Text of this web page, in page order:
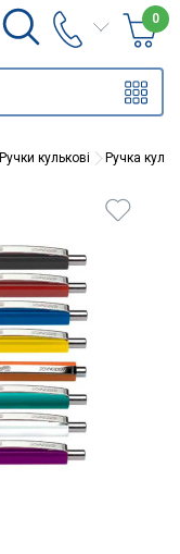
0
Ручки кулькові Ручка